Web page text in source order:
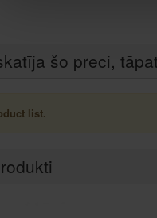
šo preci,
list.